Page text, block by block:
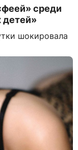
среди
детей»
шокировала